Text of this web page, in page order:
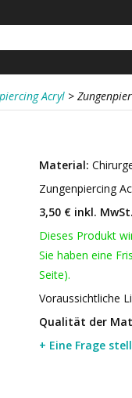
Acryl >
Material:
Zungenpiercing
3,50 € inkl. MwSt.
Dieses Produkt
Sie haben eine
Seite).
Voraussichtliche
Qualität der
+ Eine Frage